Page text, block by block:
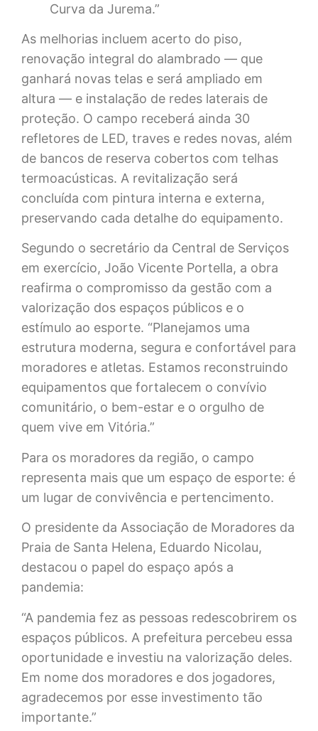
Curva da Jurema.”
As melhorias incluem acerto do piso,
renovação integral do alambrado — que
ganhará novas telas e será ampliado em
altura — e instalação de redes laterais de
proteção. O campo receberá ainda 30
refletores de LED, traves e redes novas, além
de bancos de reserva cobertos com telhas
termoacústicas. A revitalização será
concluída com pintura interna e externa,
preservando cada detalhe do equipamento.
Segundo o secretário da Central de Serviços
em exercício, João Vicente Portella, a obra
reafirma o compromisso da gestão com a
valorização dos espaços públicos e o
estímulo ao esporte. “Planejamos uma
estrutura moderna, segura e confortável para
moradores e atletas. Estamos reconstruindo
equipamentos que fortalecem o convívio
comunitário, o bem-estar e o orgulho de
quem vive em Vitória.”
Para os moradores da região, o campo
representa mais que um espaço de esporte: é
um lugar de convivência e pertencimento.
O presidente da Associação de Moradores da
Praia de Santa Helena, Eduardo Nicolau,
destacou o papel do espaço após a
pandemia:
“A pandemia fez as pessoas redescobrirem os
espaços públicos. A prefeitura percebeu essa
oportunidade e investiu na valorização deles.
Em nome dos moradores e dos jogadores,
agradecemos por esse investimento tão
importante.”